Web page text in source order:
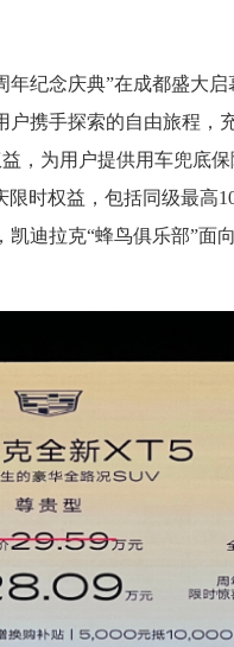
纪念庆典”在成都盛大
携手探索的自由旅程，
，为用户提供用车兜底
时权益，包括同级最高
凯迪拉克“蜂鸟俱乐部”